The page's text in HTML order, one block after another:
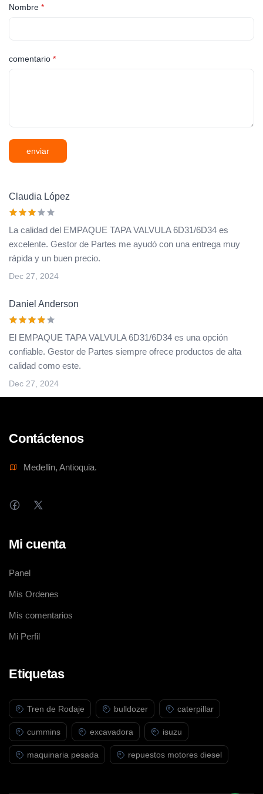
Nombre *
comentario *
enviar
Claudia López
La calidad del EMPAQUE TAPA VALVULA 6D31/6D34 es
excelente. Gestor de Partes me ayudó con una entrega muy
rápida y un buen precio.
Dec 27, 2024
Daniel Anderson
El EMPAQUE TAPA VALVULA 6D31/6D34 es una opción
confiable. Gestor de Partes siempre ofrece productos de alta
calidad como este.
Dec 27, 2024
Contáctenos
Medellin, Antioquia.
Mi cuenta
Panel
Mis Ordenes
Mis comentarios
Mi Perfil
Etiquetas
Tren de Rodaje bulldozer caterpillar
cummins excavadora isuzu
maquinaria pesada repuestos motores diesel